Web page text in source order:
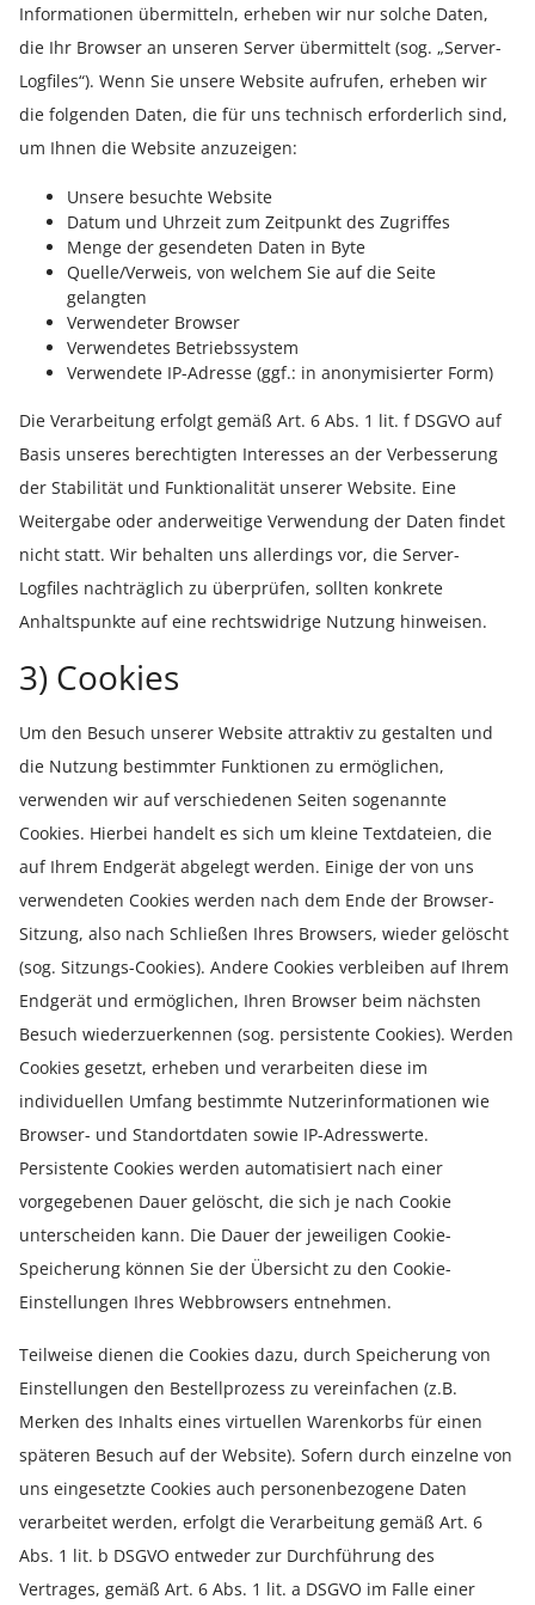
Informationen übermitteln, erheben wir nur solche Daten,
die Ihr Browser an unseren Server übermittelt (sog. „Server-
Logfiles“). Wenn Sie unsere Website aufrufen, erheben wir
die folgenden Daten, die für uns technisch erforderlich sind,
um Ihnen die Website anzuzeigen:
Unsere besuchte Website
Datum und Uhrzeit zum Zeitpunkt des Zugriffes
Menge der gesendeten Daten in Byte
Quelle/Verweis, von welchem Sie auf die Seite
gelangten
Verwendeter Browser
Verwendetes Betriebssystem
Verwendete IP-Adresse (ggf.: in anonymisierter Form)
Die Verarbeitung erfolgt gemäß Art. 6 Abs. 1 lit. f DSGVO auf
Basis unseres berechtigten Interesses an der Verbesserung
der Stabilität und Funktionalität unserer Website. Eine
Weitergabe oder anderweitige Verwendung der Daten findet
nicht statt. Wir behalten uns allerdings vor, die Server-
Logfiles nachträglich zu überprüfen, sollten konkrete
Anhaltspunkte auf eine rechtswidrige Nutzung hinweisen.
3) Cookies
Um den Besuch unserer Website attraktiv zu gestalten und
die Nutzung bestimmter Funktionen zu ermöglichen,
verwenden wir auf verschiedenen Seiten sogenannte
Cookies. Hierbei handelt es sich um kleine Textdateien, die
auf Ihrem Endgerät abgelegt werden. Einige der von uns
verwendeten Cookies werden nach dem Ende der Browser-
Sitzung, also nach Schließen Ihres Browsers, wieder gelöscht
(sog. Sitzungs-Cookies). Andere Cookies verbleiben auf Ihrem
Endgerät und ermöglichen, Ihren Browser beim nächsten
Besuch wiederzuerkennen (sog. persistente Cookies). Werden
Cookies gesetzt, erheben und verarbeiten diese im
individuellen Umfang bestimmte Nutzerinformationen wie
Browser- und Standortdaten sowie IP-Adresswerte.
Persistente Cookies werden automatisiert nach einer
vorgegebenen Dauer gelöscht, die sich je nach Cookie
unterscheiden kann. Die Dauer der jeweiligen Cookie-
Speicherung können Sie der Übersicht zu den Cookie-
Einstellungen Ihres Webbrowsers entnehmen.
Teilweise dienen die Cookies dazu, durch Speicherung von
Einstellungen den Bestellprozess zu vereinfachen (z.B.
Merken des Inhalts eines virtuellen Warenkorbs für einen
späteren Besuch auf der Website). Sofern durch einzelne von
uns eingesetzte Cookies auch personenbezogene Daten
verarbeitet werden, erfolgt die Verarbeitung gemäß Art. 6
Abs. 1 lit. b DSGVO entweder zur Durchführung des
Vertrages, gemäß Art. 6 Abs. 1 lit. a DSGVO im Falle einer